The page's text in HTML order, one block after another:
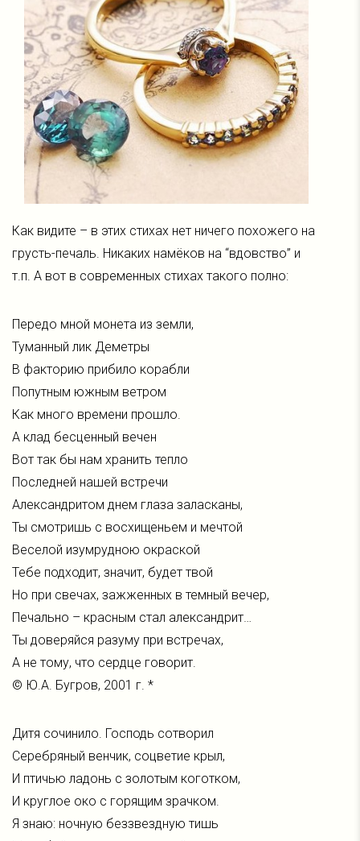
Как видите – в этих стихах нет ничего похожего на
грусть-печаль. Никаких намёков на “вдовство” и
т.п. А вот в современных стихах такого полно:
Передо мной монета из земли,
Туманный лик Деметры
В факторию прибило корабли
Попутным южным ветром
Как много времени прошло.
А клад бесценный вечен
Вот так бы нам хранить тепло
Последней нашей встречи
Александритом днем глаза заласканы,
Ты смотришь с восхищеньем и мечтой
Веселой изумрудною окраской
Тебе подходит, значит, будет твой
Но при свечах, зажженных в темный вечер,
Печально – красным стал александрит…
Ты доверяйся разуму при встречах,
А не тому, что сердце говорит.
© Ю.А. Бугров, 2001 г. *
Дитя сочинило. Господь сотворил
Серебряный венчик, соцветие крыл,
И птичью ладонь с золотым коготком,
И круглое око с горящим зрачком.
Я знаю: ночную беззвездную тишь